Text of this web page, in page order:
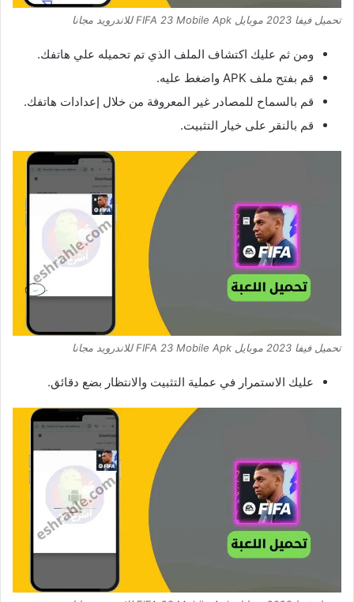
تحميل فيفا 2023 موبايل FIFA 23 Mobile Apk للاندرويد مجانا
ومن ثم عليك اكتشاف الملف الذي تم تحميله علي هاتفك.
قم بفتح ملف APK واضغط عليه.
قم بالسماح للمصادر غير المعروفة من خلال إعدادات هاتفك.
قم بالنقر على خيار التثبيت.
تحميل فيفا 2023 موبايل FIFA 23 Mobile Apk للاندرويد مجانا
عليك الاستمرار في عملية التثبيت والانتظار بضع دقائق.